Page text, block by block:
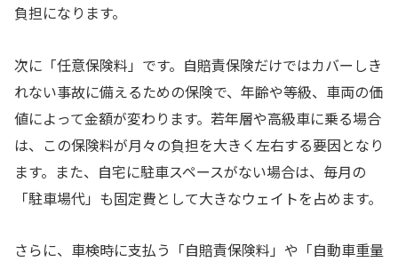
負担になります。
次に「任意保険料」です。自賠責保険だけではカバーしき
れない事故に備えるための保険で、年齢や等級、車両の価
値によって金額が変わります。若年層や高級車に乗る場合
は、この保険料が月々の負担を大きく左右する要因となり
ます。また、自宅に駐車スペースがない場合は、毎月の
「駐車場代」も固定費として大きなウェイトを占めます。
さらに、車検時に支払う「自賠責保険料」や「自動車重量